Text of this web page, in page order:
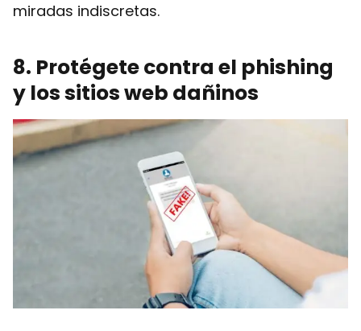
miradas indiscretas.
8. Protégete contra el phishing
y los sitios web dañinos